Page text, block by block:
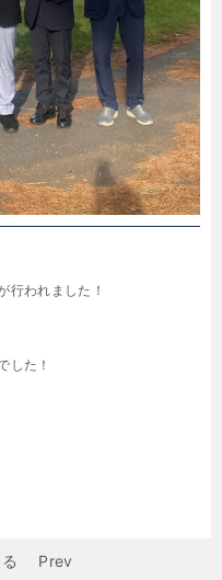
行われました！
した！
Prev